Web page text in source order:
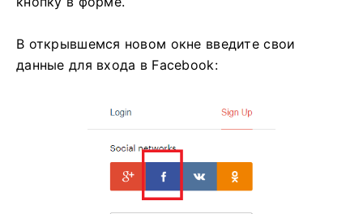
В открывшемся новом окне введите свои
данные для входа в Facebook: